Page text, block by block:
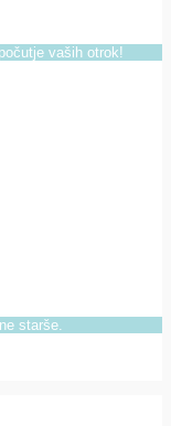
vaših otrok!
starše.